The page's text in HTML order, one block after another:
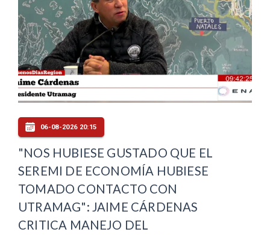
06-08-2026 20:15
"NOS HUBIESE GUSTADO QUE EL
SEREMI DE ECONOMÍA HUBIESE
TOMADO CONTACTO CON
UTRAMAG": JAIME CÁRDENAS
CRITICA MANEJO DEL